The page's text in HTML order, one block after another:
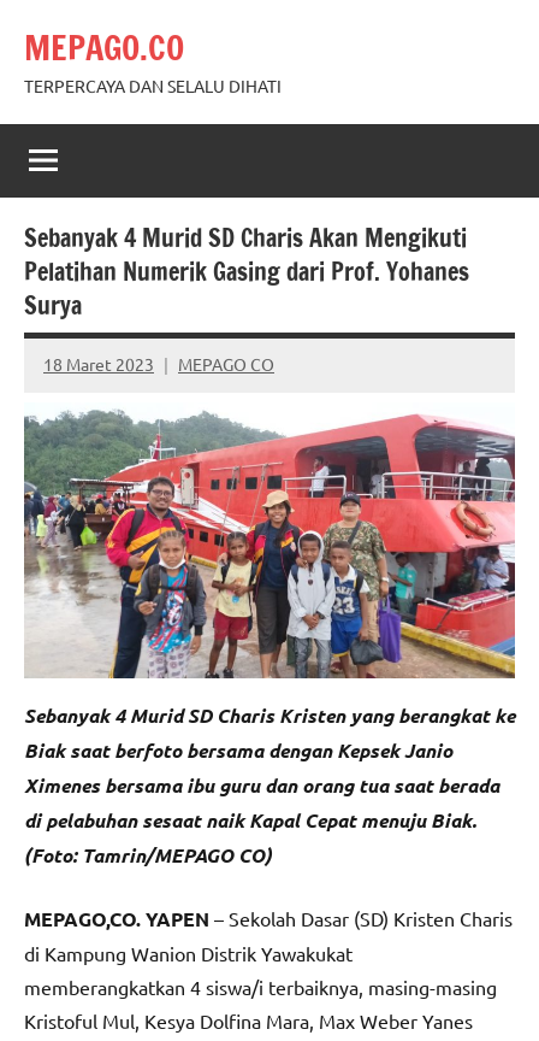
content
MEPAGO.CO
TERPERCAYA DAN SELALU DIHATI
Sebanyak 4 Murid SD Charis Akan Mengikuti
Pelatihan Numerik Gasing dari Prof. Yohanes
Surya
18 Maret 2023 MEPAGO CO
No
comments
Sebanyak 4 Murid SD Charis Kristen yang berangkat ke
Biak saat berfoto bersama dengan Kepsek Janio
Ximenes bersama ibu guru dan orang tua saat berada
di pelabuhan sesaat naik Kapal Cepat menuju Biak.
(Foto: Tamrin/MEPAGO CO)
MEPAGO,CO. YAPEN – Sekolah Dasar (SD) Kristen Charis
di Kampung Wanion Distrik Yawakukat
memberangkatkan 4 siswa/i terbaiknya, masing-masing
Kristoful Mul, Kesya Dolfina Mara, Max Weber Yanes